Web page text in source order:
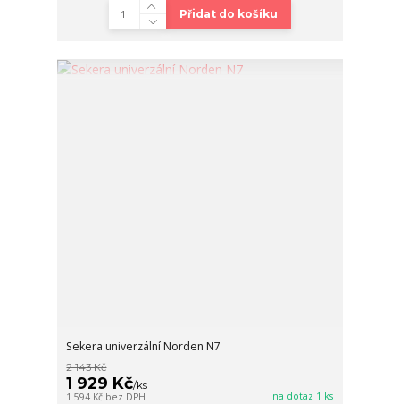
Přidat do košíku
Sekera univerzální Norden N7
2 143 Kč
1 929 Kč/ks
1 594 Kč bez DPH na dotaz 1 ks